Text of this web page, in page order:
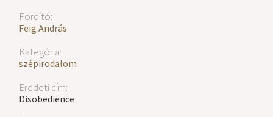
Fordító:
Feig András
Kategória:
szépirodalom
Eredeti cím:
Disobedience